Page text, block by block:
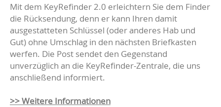
Mit dem KeyRefinder 2.0 erleichtern Sie dem Finder
die Rücksendung, denn er kann Ihren damit
ausgestatteten Schlüssel (oder anderes Hab und
Gut) ohne Umschlag in den nächsten Briefkasten
werfen. Die Post sendet den Gegenstand
unverzüglich an die KeyRefinder-Zentrale, die uns
anschließend informiert.
>> Weitere Informationen